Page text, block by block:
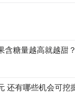
糖量越高就越甜
还有哪些机会可挖